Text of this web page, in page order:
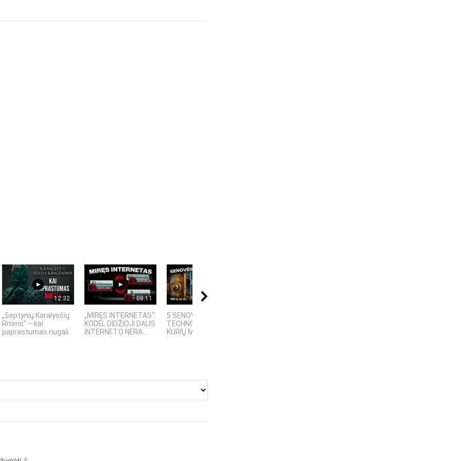
12:32
„Septynių Karalysčių
Riteris" – kai
paprastumas nugali
08:11
„MIRĘS INTERNETAS“:
KODĖL DIDŽIOJI DALIS
INTERNETO NĖRA...
5 SENOVĖS
TECHNOLOGIJOS,
KURIŲ MOKSLININKAI...